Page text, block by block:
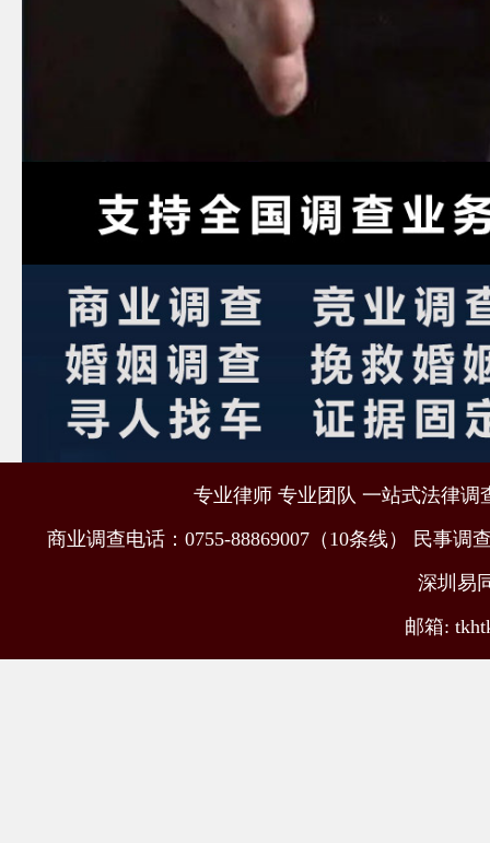
专业律师 专业团队 一站式法律调
商业调查电话：0755-88869007（10条线） 民事调
深圳易
邮箱: